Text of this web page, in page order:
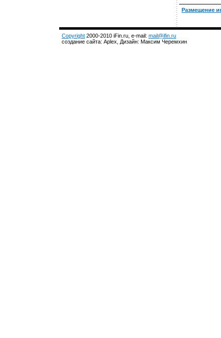
Размещение
Copyright 2000-2010 iFin.ru, e-mail: mail@ifin.ru
создание сайта: Aplex, Дизайн: Максим Черемхин